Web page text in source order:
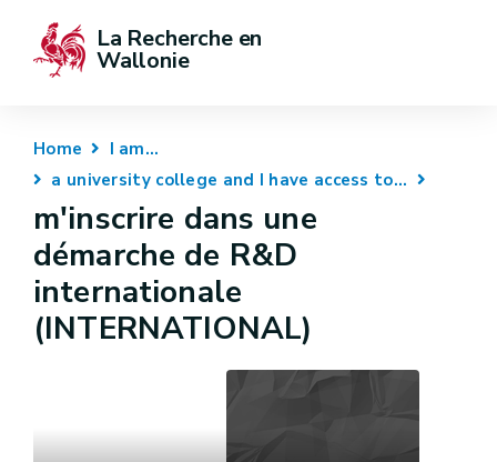
La Recherche en
Wallonie
Home
I am...
a university college and I have access to...
m'inscrire dans une
démarche de R&D
internationale
(INTERNATIONAL)